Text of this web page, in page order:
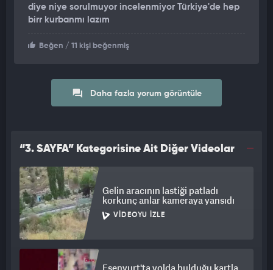
diye niye sorulmuyor incelenmiyor Türkiye'de hep
birr kurbanmı lazım
Beğen / 11 kişi beğenmiş
Daha fazla yorum görüntüle
“3. SAYFA” Kategorisine Ait Diğer Videolar
Gelin aracının lastiği patladı
korkunç anlar kameraya yansıdı
VIDEOYU İZLE